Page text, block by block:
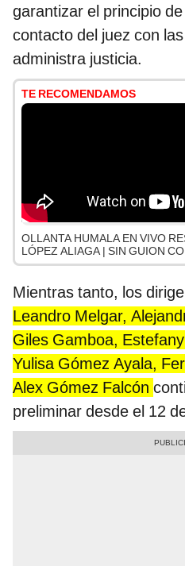
garantizar el principio
contacto del juez con
administra justicia.
TE RECOMENDAMOS
OLLANTA HUMALA EN VIVO
LÓPEZ ALIAGA | SIN GUION
Mientras tanto, los
Leandro Melgar,
Giles Gamboa,
Yulisa Gómez Ayala,
Alex Gómez Falcón
preliminar desde el 12